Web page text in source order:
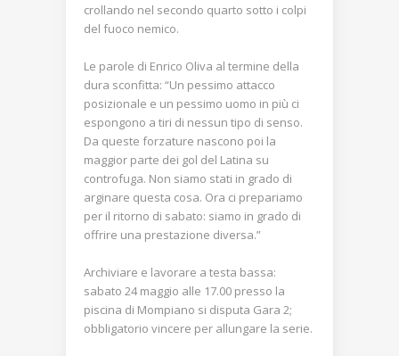
crollando nel secondo quarto sotto i colpi
del fuoco nemico.
Le parole di Enrico Oliva al termine della
dura sconfitta: “Un pessimo attacco
posizionale e un pessimo uomo in più ci
espongono a tiri di nessun tipo di senso.
Da queste forzature nascono poi la
maggior parte dei gol del Latina su
controfuga. Non siamo stati in grado di
arginare questa cosa. Ora ci prepariamo
per il ritorno di sabato: siamo in grado di
offrire una prestazione diversa.”
Archiviare e lavorare a testa bassa:
sabato 24 maggio alle 17.00 presso la
piscina di Mompiano si disputa Gara 2;
obbligatorio vincere per allungare la serie.